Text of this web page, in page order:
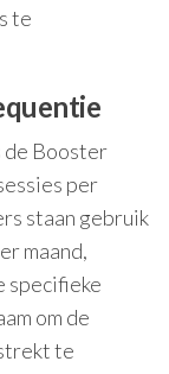
te
de Booster
per
staan gebruik
maand,
specifieke
om de
te